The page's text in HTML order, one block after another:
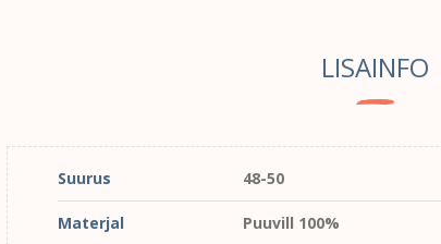
LISAINFO
Suurus 48-50
Materjal Puuvill 100%